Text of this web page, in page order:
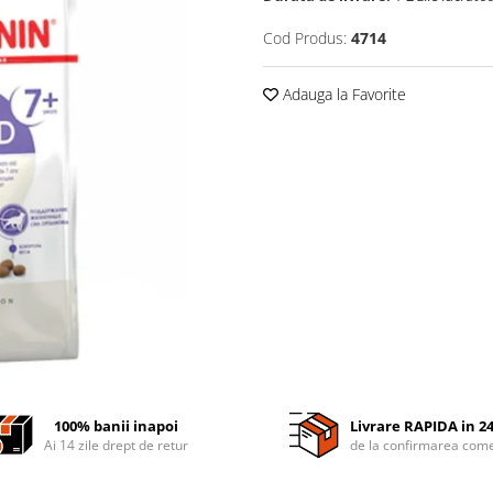
Cod Produs: 4714
Adauga la Favorite
100% banii inapoi
Ai 14 zile drept de retur
Livrare RAPIDA in
de la confirmarea